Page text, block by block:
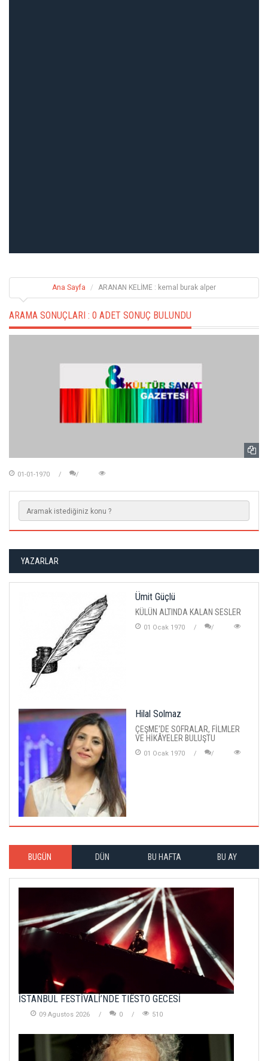
Ana Sayfa ARANAN KELİME : kemal burak alper
ARAMA SONUÇLARI : 0 ADET SONUÇ BULUNDU
01-01-1970
YAZARLAR
Ümit Güçlü
KÜLÜN ALTINDA KALAN SESLER
01 Ocak 1970
Hilal Solmaz
ÇEŞME'DE SOFRALAR, FİLMLER
VE HİKÂYELER BULUŞTU
01 Ocak 1970
BUGÜN DÜN BU HAFTA BU AY
İSTANBUL FESTİVALİ’NDE TIËSTO GECESİ
09 Agustos 2026 0 510